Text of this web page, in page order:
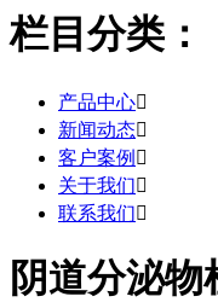
栏目分类：
产品中心
新闻动态
客户案例 
关于我们
联系我们
阴道分泌